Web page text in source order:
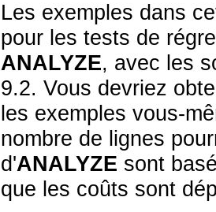
Les exemples dans
pour les tests de
ANALYZE, avec les
9.2. Vous devriez
les exemples vous-
nombre de lignes
d'ANALYZE sont
que les coûts sont